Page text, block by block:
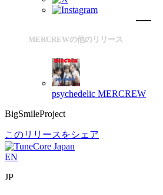
MERCREWの他のリリース
psychedelic MERCREW
BigSmileProject
このリリースをシェア
EN
JP